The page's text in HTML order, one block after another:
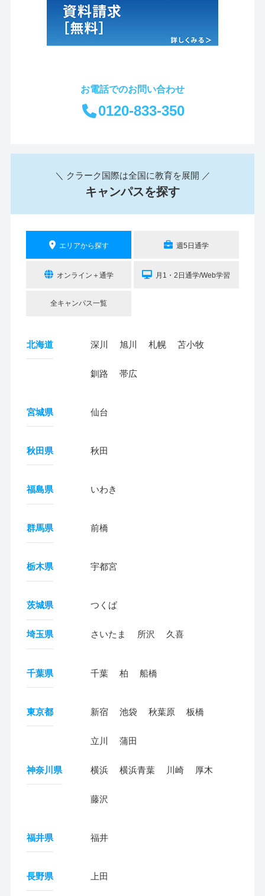
お電話でのお問い合わせ
0120-833-350
＼ クラーク国際は全国に教育を展開 ／
キャンパスを探す
エリアから探す 週5日通学
オンライン＋通学 月1・2日通学/Web学習
全キャンパス一覧
北海道 深川 旭川 札幌 苫小牧
釧路 帯広
宮城県 仙台
秋田県 秋田
福島県 いわき
群馬県 前橋
栃木県 宇都宮
茨城県 つくば
埼玉県 さいたま 所沢 久喜
千葉県 千葉 柏 船橋
東京都 新宿 池袋 秋葉原 板橋
立川 蒲田
神奈川県 横浜 横浜青葉 川崎 厚木
藤沢
福井県 福井
長野県 上田